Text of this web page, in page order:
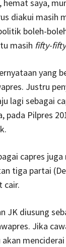
saya,
diakui masih
boleh-
masih fifty-fifty
yang
Justru
lagi sebagai
pada Pilpres
capres
tiga partai
cair.
diusung
Jika